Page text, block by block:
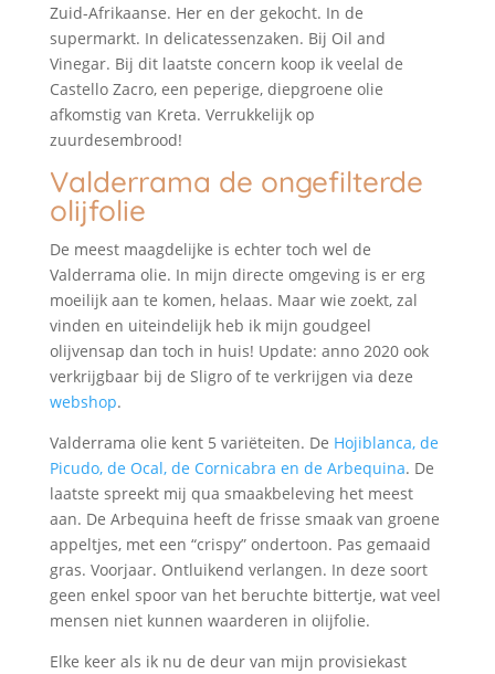
Zuid-Afrikaanse. Her en der gekocht. In de
supermarkt. In delicatessenzaken. Bij Oil and
Vinegar. Bij dit laatste concern koop ik veelal de
Castello Zacro, een peperige, diepgroene olie
afkomstig van Kreta. Verrukkelijk op
zuurdesembrood!
Valderrama de ongefilterde
olijfolie
De meest maagdelijke is echter toch wel de
Valderrama olie. In mijn directe omgeving is er erg
moeilijk aan te komen, helaas. Maar wie zoekt, zal
vinden en uiteindelijk heb ik mijn goudgeel
olijvensap dan toch in huis! Update: anno 2020 ook
verkrijgbaar bij de Sligro of te verkrijgen via deze
webshop.
Valderrama olie kent 5 variëteiten. De Hojiblanca, de
Picudo, de Ocal, de Cornicabra en de Arbequina. De
laatste spreekt mij qua smaakbeleving het meest
aan. De Arbequina heeft de frisse smaak van groene
appeltjes, met een “crispy” ondertoon. Pas gemaaid
gras. Voorjaar. Ontluikend verlangen. In deze soort
geen enkel spoor van het beruchte bittertje, wat veel
mensen niet kunnen waarderen in olijfolie.
Elke keer als ik nu de deur van mijn provisiekast